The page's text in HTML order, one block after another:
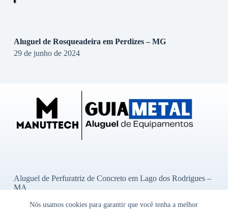
Nós usamos cookies para garantir que você tenha a melhor
Aluguel de Rosqueadeira em Perdizes – MG
29 de junho de 2024
Aluguel de Perfuratriz de Concreto em Lago dos Rodrigues –
MA
Aluguel de Perfuratriz de Concreto em Bady Bassitt – SP